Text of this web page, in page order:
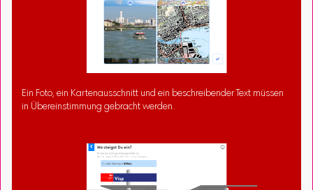
Ein Foto, ein Kartenausschnitt und ein beschreibender Text müssen
in Übereinstimmung gebracht werden.